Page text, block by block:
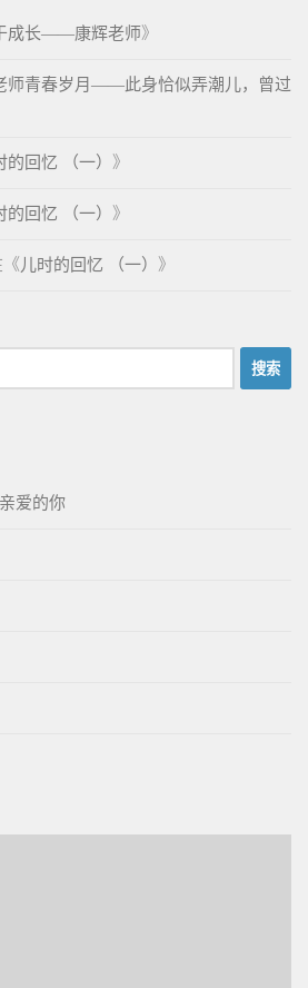
成长——康辉老师》
师青春岁月——此身恰似弄潮儿，曾过
的回忆 （一） 》
的回忆 （一） 》
《 儿时的回忆 （一） 》
爱的你